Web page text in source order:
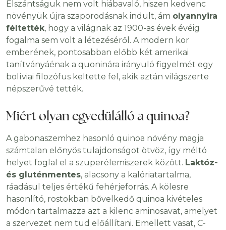
Elszántságuk nem volt hiábavaló, hiszen kedvenc
növényük újra szaporodásnak indult, ám olyannyira
féltették, hogy a világnak az 1900-as évek évéig
fogalma sem volt a létezéséről. A modern kor
emberének, pontosabban előbb két amerikai
tanítványáénak a quoninára irányuló figyelmét egy
bolíviai filozófus keltette fel, akik aztán világszerte
népszerűvé tették.
Miért olyan egyedülálló a quinoa?
A gabonaszemhez hasonló quinoa növény magja
számtalan előnyös tulajdonságot ötvöz, így méltó
helyet foglal el a szuperélemiszerek között. Laktóz-
és gluténmentes, alacsony a kalóriatartalma,
ráadásul teljes értékű fehérjeforrás. A kölesre
hasonlító, rostokban bővelkedő quinoa kivételes
módon tartalmazza azt a kilenc aminosavat, amelyet
a szervezet nem tud előállítani. Emellett vasat, C-